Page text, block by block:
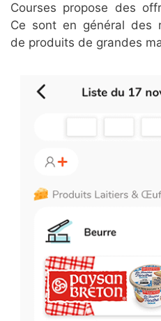
Courses propose des
Ce sont en général des
de produits de grandes